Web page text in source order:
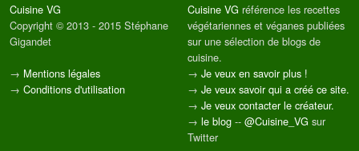
Cuisine VG
Copyright © 2013 - 2015 Stéphane
Gigandet
→ Mentions légales
→ Conditions d'utilisation
Cuisine VG référence les recettes
végétariennes et véganes publiées
sur une sélection de blogs de
cuisine.
→ Je veux en savoir plus !
→ Je veux savoir qui a créé ce site.
→ Je veux contacter le créateur.
→ le blog -- @Cuisine_VG sur
Twitter